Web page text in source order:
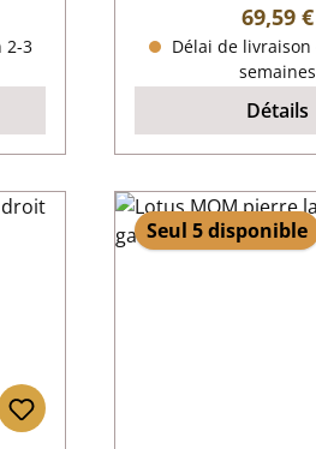
2-3
Prix
69,59 €
Délai de
semaines
Détails
Seul 5 disponible